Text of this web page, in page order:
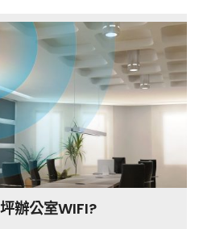
辦公室WIFI?